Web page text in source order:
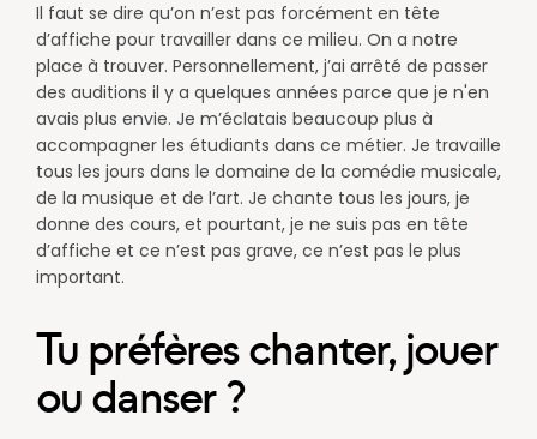
​​Il faut se dire qu’on n’est pas forcément en tête
d’affiche pour travailler dans ce milieu. On a notre
place à trouver. Personnellement, j’ai arrêté de passer
des auditions il y a quelques années parce que je n'en
avais plus envie. Je m’éclatais beaucoup plus à
accompagner les étudiants dans ce métier. Je travaille
tous les jours dans le domaine de la comédie musicale,
de la musique et de l’art. Je chante tous les jours, je
donne des cours, et pourtant, je ne suis pas en tête
d’affiche et ce n’est pas grave, ce n’est pas le plus
important.​
Tu préfères chanter, jouer
ou danser ?